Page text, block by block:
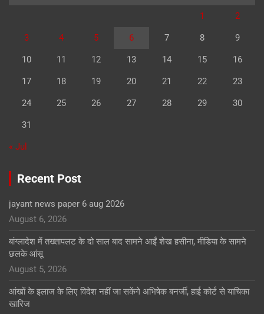
1 2
3 4 5 6 7 8 9
10 11 12 13 14 15 16
17 18 19 20 21 22 23
24 25 26 27 28 29 30
31
« Jul
Recent Post
jayant news paper 6 aug 2026
August 6, 2026
बांग्लादेश में तख्तापलट के दो साल बाद सामने आईं शेख हसीना, मीडिया के सामने
छलके आंसू
August 5, 2026
आंखों के इलाज के लिए विदेश नहीं जा सकेंगे अभिषेक बनर्जी, हाई कोर्ट से याचिका
खारिज